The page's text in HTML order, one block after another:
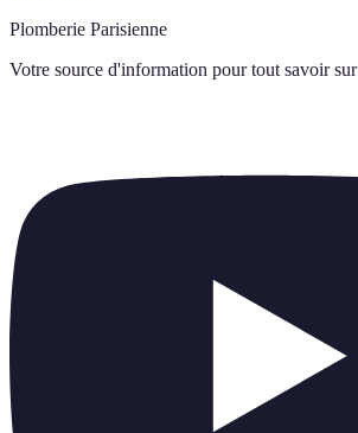
Plomberie Parisienne
Votre source d'information pour tout savoir sur